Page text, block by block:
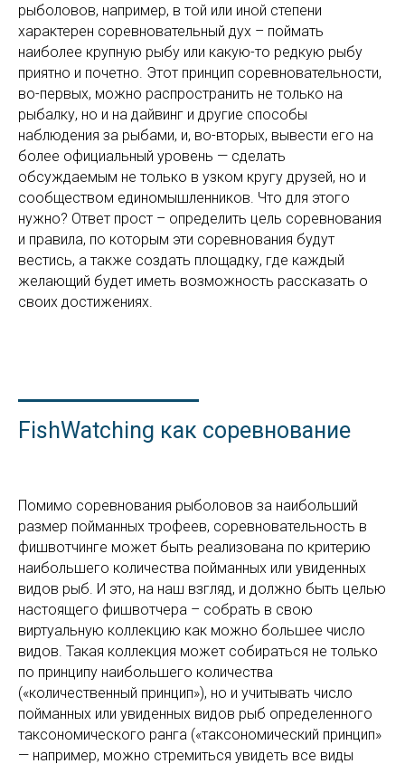
рыболовов, например, в той или иной степени
характерен соревновательный дух – поймать
наиболее крупную рыбу или какую-то редкую рыбу
приятно и почетно. Этот принцип соревновательности,
во-первых, можно распространить не только на
рыбалку, но и на дайвинг и другие способы
наблюдения за рыбами, и, во-вторых, вывести его на
более официальный уровень — сделать
обсуждаемым не только в узком кругу друзей, но и
сообществом единомышленников. Что для этого
нужно? Ответ прост – определить цель соревнования
и правила, по которым эти соревнования будут
вестись, а также создать площадку, где каждый
желающий будет иметь возможность рассказать о
своих достижениях.
FishWatching как соревнование
Помимо соревнования рыболовов за наибольший
размер пойманных трофеев, соревновательность в
фишвотчинге может быть реализована по критерию
наибольшего количества пойманных или увиденных
видов рыб. И это, на наш взгляд, и должно быть целью
настоящего фишвотчера – собрать в свою
виртуальную коллекцию как можно большее число
видов. Такая коллекция может собираться не только
по принципу наибольшего количества
(«количественный принцип»), но и учитывать число
пойманных или увиденных видов рыб определенного
таксономического ранга («таксономический принцип»
— например, можно стремиться увидеть все виды